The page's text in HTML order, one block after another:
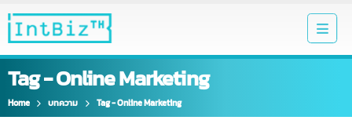
Tag - Online Marketing
Home บทความ Tag -Online Marketing